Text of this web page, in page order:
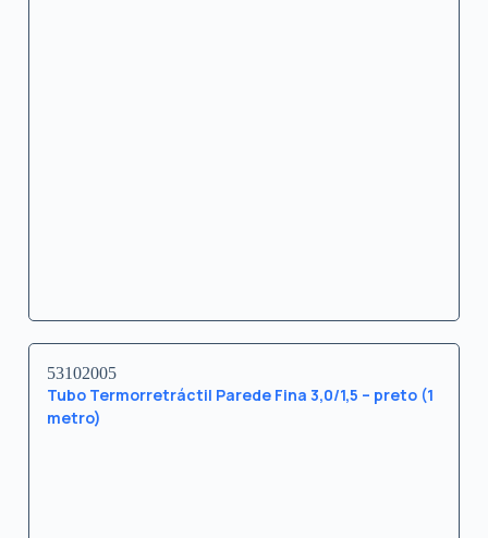
53102005
Tubo Termorretráctil Parede Fina 3,0/1,5 – preto (1
metro)